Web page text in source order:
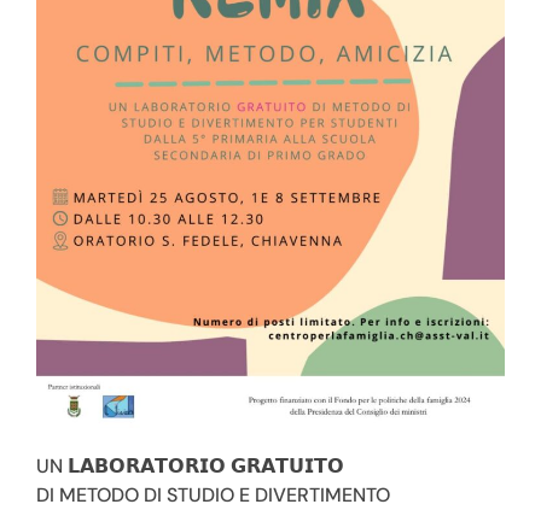
Trovi anche i nostri cortometraggi che abbiamo
realizzato col gruppo “Volevo Fare del Cinema”
Seguici su facebook e iscriviti al canale youtube per
nostro Tg!
UN 𝗟𝗔𝗕𝗢𝗥𝗔𝗧𝗢𝗥𝗜𝗢 𝗚𝗥𝗔𝗧𝗨𝗜𝗧𝗢
DI METODO DI STUDIO E DIVERTIMENTO